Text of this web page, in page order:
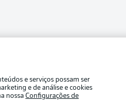
Modo de visualização
Gerir preferências
Termos de uso
e serviços possam ser
e de análise e cookies
nossa Configurações de